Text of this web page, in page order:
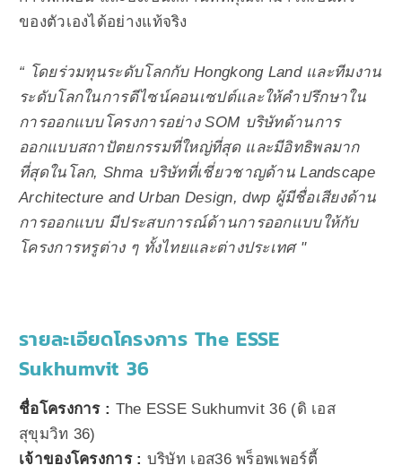
ของตัวเองได้อย่างแท้จริง
“ โดยร่วมทุนระดับโลกกับ Hongkong Land และทีมงาน
ระดับโลกในการดีไซน์คอนเซปต์และให้คำปรึกษาใน
การออกแบบโครงการอย่าง SOM บริษัทด้านการ
ออกแบบสถาปัตยกรรมที่ใหญ่ที่สุด และมีอิทธิพลมาก
ที่สุดในโลก, Shma บริษัทที่เชี่ยวชาญด้าน Landscape
Architecture and Urban Design, dwp ผู้มีชื่อเสียงด้าน
การออกแบบ มีประสบการณ์ด้านการออกแบบให้กับ
โครงการหรูต่าง ๆ ทั้งไทยและต่างประเทศ "
รายละเอียดโครงการ The ESSE
Sukhumvit 36
ชื่อโครงการ : The ESSE Sukhumvit 36 (ดิ เอส
สุขุมวิท 36)
เจ้าของโครงการ : บริษัท เอส36 พร็อพเพอร์ตี้